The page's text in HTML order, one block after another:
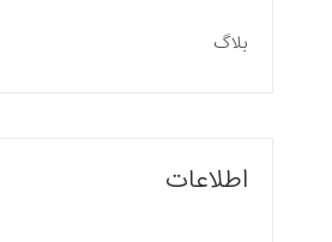
بلاگ
اطلاعات